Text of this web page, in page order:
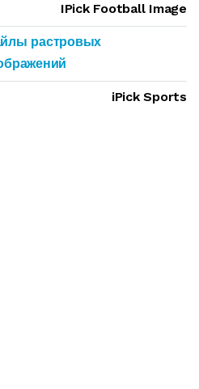
IPick Football Image
растровых
iPick Sports